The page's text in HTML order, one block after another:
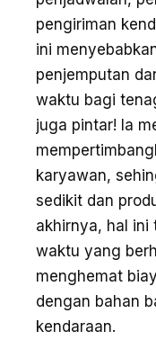
pengiriman
ini
penjemputan
waktu bagi
juga pintar! Ia
karyawan,
sedikit dan
akhirnya, hal ini
waktu yang
menghemat
dengan bahan
kendaraan.